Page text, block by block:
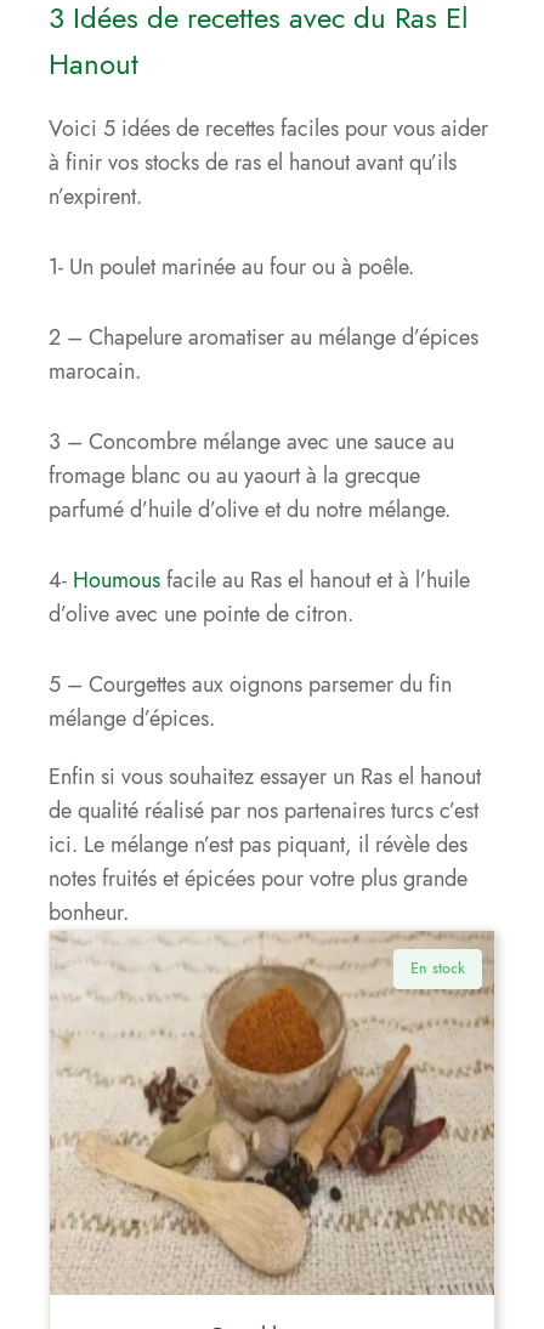
3 Idées de recettes avec du Ras El
Hanout
Voici 5 idées de recettes faciles pour vous aider
à finir vos stocks de ras el hanout avant qu’ils
n’expirent.
1- Un poulet marinée au four ou à poêle.
2 – Chapelure aromatiser au mélange d’épices
marocain.
3 – Concombre mélange avec une sauce au
fromage blanc ou au yaourt à la grecque
parfumé d’huile d’olive et du notre mélange.
4- Houmousfacile au Ras el hanout et à l’huile
d’olive avec une pointe de citron.
5 – Courgettes aux oignons parsemer du fin
mélange d’épices.
Enfin si vous souhaitez essayer un Ras el hanout
de qualité réalisé par nos partenaires turcs c’est
ici. Le mélange n’est pas piquant, il révèle des
notes fruités et épicées pour votre plus grande
bonheur.
En stock